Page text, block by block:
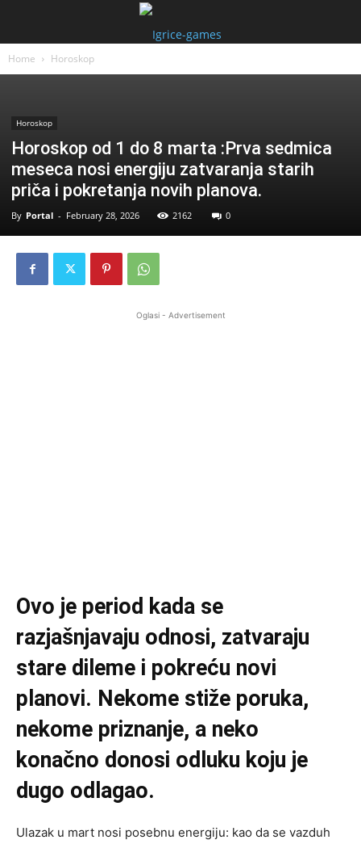
Home Horoskop
Horoskop
Horoskop od 1 do 8 marta :Prva sedmica
meseca nosi energiju zatvaranja starih
priča i pokretanja novih planova.
By Portal - February 28, 2026 2162 0
Oglasi - Advertisement
Ovo je period kada se
razjašnjavaju odnosi, zatvaraju
stare dileme i pokreću novi
planovi. Nekome stiže poruka,
nekome priznanje, a neko
konačno donosi odluku koju je
dugo odlagao.
Ulazak u mart nosi posebnu energiju: kao da se vazduh